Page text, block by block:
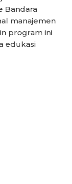
Bandara
manajemen
program ini
edukasi